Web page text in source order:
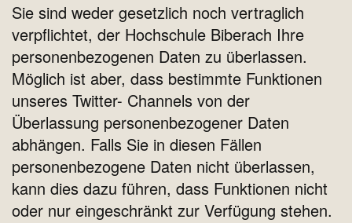
Sie sind weder gesetzlich noch vertraglich
verpflichtet, der Hochschule Biberach Ihre
personenbezogenen Daten zu überlassen.
Möglich ist aber, dass bestimmte Funktionen
unseres Twitter- Channels von der
Überlassung personenbezogener Daten
abhängen. Falls Sie in diesen Fällen
personenbezogene Daten nicht überlassen,
kann dies dazu führen, dass Funktionen nicht
oder nur eingeschränkt zur Verfügung stehen.